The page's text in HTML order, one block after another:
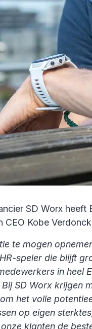
SD Worx
CEO Kobe
te mogen
speler die blijft
in
SD Worx
het volle
op eigen
klanten de